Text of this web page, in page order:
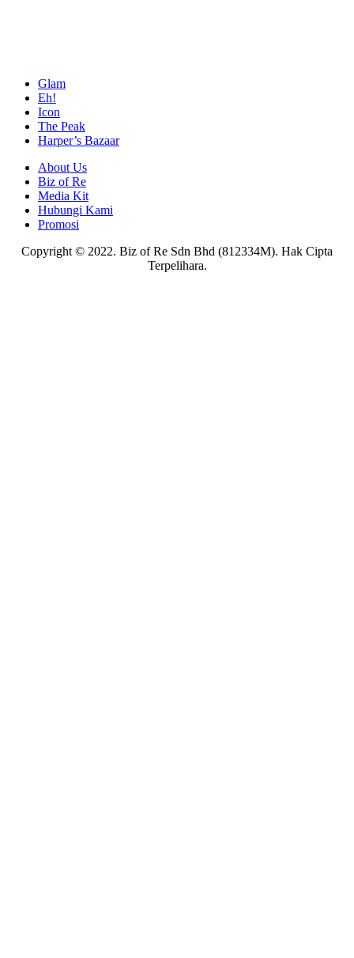
Glam
Eh!
Icon
The Peak
Harper’s Bazaar
About Us
Biz of Re
Media Kit
Hubungi Kami
Promosi
Copyright © 2022. Biz of Re Sdn Bhd (812334M). Hak Cipta
Terpelihara.